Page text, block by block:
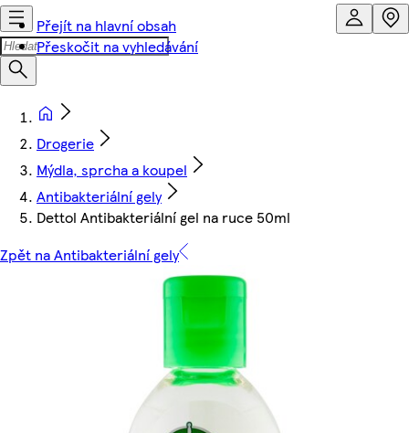
Přejít na hlavní obsah
Přeskočit na vyhledávání
Drogerie
Mýdla, sprcha a koupel
Antibakteriální gely
Dettol Antibakteriální gel na ruce 50ml
Zpět na Antibakteriální gely